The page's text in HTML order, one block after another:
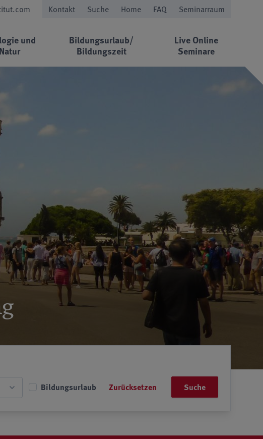
Kontakt Suche Home FAQ Seminarraum
und
Natur
Bildungsurlaub/
Bildungszeit
Live Online
Seminare
Bildungsurlaub Suche